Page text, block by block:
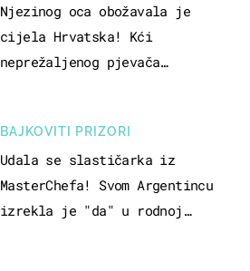
Njezinog oca obožavala je
cijela Hrvatska! Kći
neprežaljenog pjevača
BAJKOVITI PRIZORI
Udala se slastičarka iz
MasterChefa! Svom Argentincu
izrekla je "da" u rodnoj